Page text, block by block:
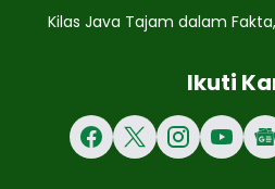
Kilas Java Tajam dalam
Ikuti